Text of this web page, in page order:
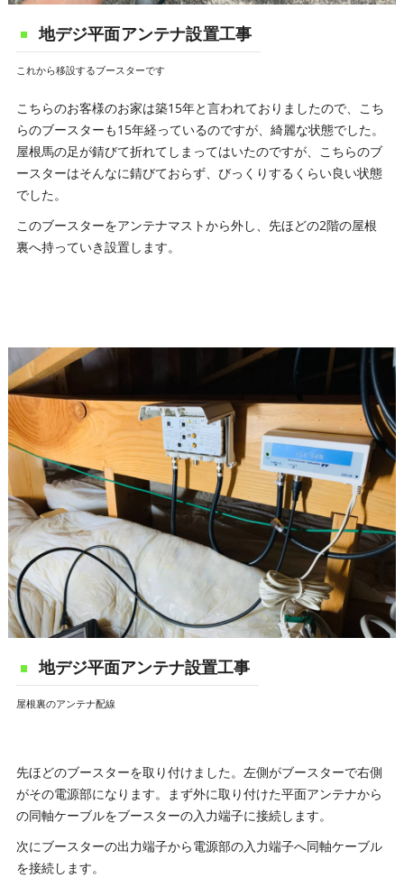
地デジ平面アンテナ設置工事
これから移設するブースターです
こちらのお客様のお家は築15年と言われておりましたので、こち
らのブースターも15年経っているのですが、綺麗な状態でした。
屋根馬の足が錆びて折れてしまってはいたのですが、こちらのブ
ースターはそんなに錆びておらず、びっくりするくらい良い状態
でした。
このブースターをアンテナマストから外し、先ほどの2階の屋根
裏へ持っていき設置します。
地デジ平面アンテナ設置工事
屋根裏のアンテナ配線
先ほどのブースターを取り付けました。左側がブースターで右側
がその電源部になります。まず外に取り付けた平面アンテナから
の同軸ケーブルをブースターの入力端子に接続します。
次にブースターの出力端子から電源部の入力端子へ同軸ケーブル
を接続します。